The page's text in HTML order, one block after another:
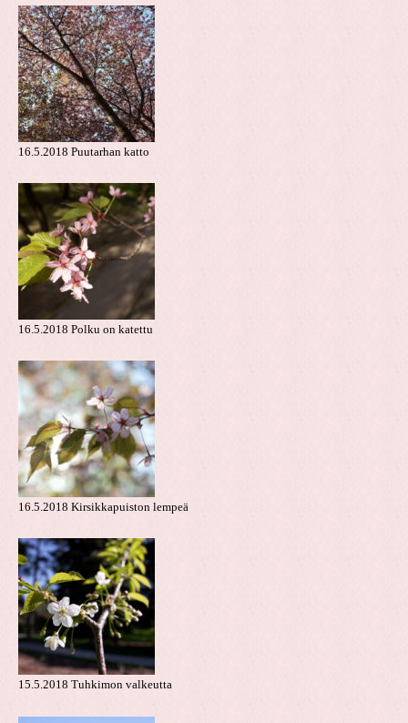
16.5.2018 Puutarhan katto
16.5.2018 Polku on katettu
16.5.2018 Kirsikkapuiston lempeä
15.5.2018 Tuhkimon valkeutta